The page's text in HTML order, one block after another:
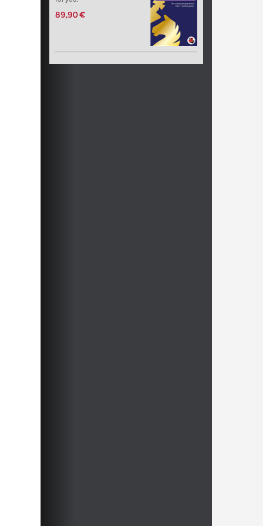
89,90 €